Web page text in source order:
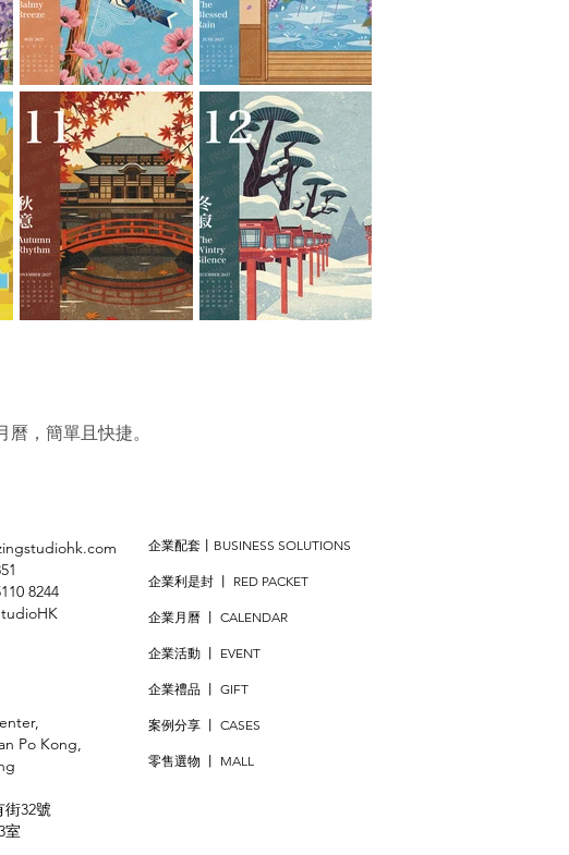
，簡單且快捷。
企業配套丨BUSINESS SOLUTIONS
企業利是封 丨 RED PACKET
企業月曆 丨 CALENDAR
企業活動 丨 EVENT
企業禮品 丨 GIFT
案例分享 丨 CASES
零售選物 丨 MALL
8244
Po Kong,
街32號
室